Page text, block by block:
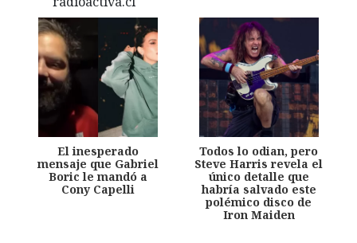
El inesperado
mensaje que Gabriel
Boric le mandó a
Cony Capelli
Todos lo odian, pero
Steve Harris revela el
único detalle que
habría salvado este
polémico disco de
Iron Maiden